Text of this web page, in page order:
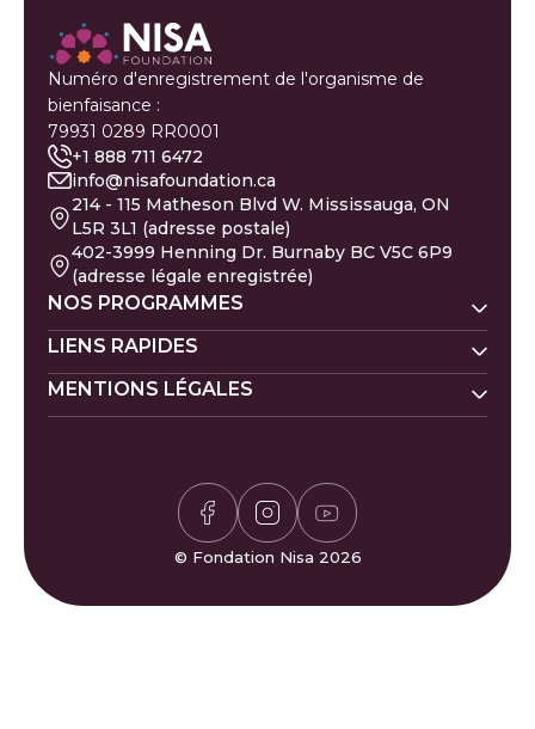
Numéro d'enregistrement de l'organisme de
bienfaisance :
79931 0289 RR0001
+1 888 711 6472
info@nisafoundation.ca
214 - 115 Matheson Blvd W. Mississauga, ON
L5R 3L1 (adresse postale)
402-3999 Henning Dr. Burnaby BC V5C 6P9
(adresse légale enregistrée)
NOS PROGRAMMES
Nisa Homes
Nisa Ligne d'écoute
LIENS RAPIDES
Faire un don
Calculateur de Zakat
Horaires de prière
Prénoms de bébé
Bénévolat
Félicitations et plaintes
FAQ
MENTIONS LÉGALES
Politique des donateurs
© Fondation Nisa 2026